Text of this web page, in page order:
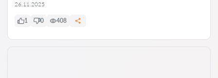
26.11.2025
1 0 408